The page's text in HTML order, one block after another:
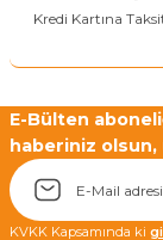
Kredi Kartına
E-Bülten
haberiniz olsun,
KVKK Kapsamında ki